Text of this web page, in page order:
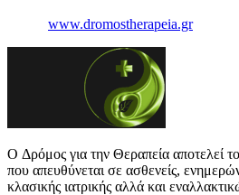
www.dromostherapeia.gr
O Δρόμος για την Θεραπεία αποτελεί
που απευθύνεται σε ασθενείς,
κλασικής ιατρικής αλλά και